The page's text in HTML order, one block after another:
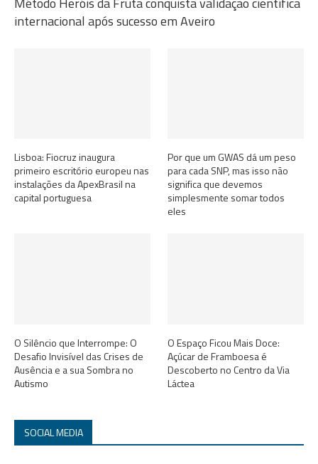
internacional após sucesso em Aveiro
Lisboa: Fiocruz inaugura
primeiro escritório europeu nas
instalações da ApexBrasil na
capital portuguesa
Por que um GWAS dá um peso
para cada SNP, mas isso não
significa que devemos
simplesmente somar todos
eles
O Silêncio que Interrompe: O
Desafio Invisível das Crises de
Ausência e a sua Sombra no
Autismo
O Espaço Ficou Mais Doce:
Açúcar de Framboesa é
Descoberto no Centro da Via
Láctea
SOCIAL MEDIA